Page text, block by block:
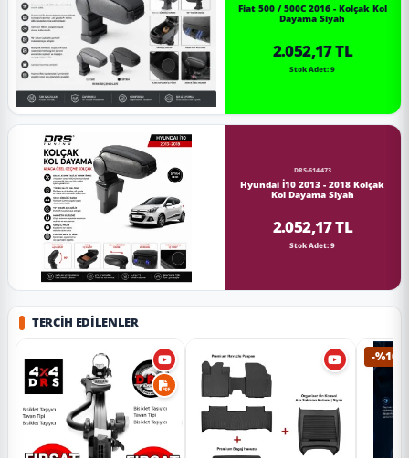
Fiat 500 / 500C 2016 - Kolçak Kol
Dayama Siyah
2.052,17 TL
Stok Adet: 9
DRS-614473
Hyundai İ10 2013 - 2018 Kolçak
Kol Dayama Siyah
2.052,17 TL
Stok Adet: 9
TERCIH EDILENLER
-%10